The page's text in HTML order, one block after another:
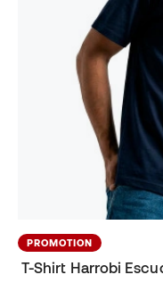
PROMOTION
T-Shirt Harrobi